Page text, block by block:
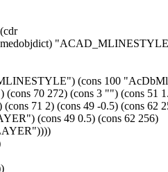
(cons 100
272) (cons 3 "") (cons 51
2) (cons 49 -0.5) (cons 62
49 0.5) (cons 62 256)